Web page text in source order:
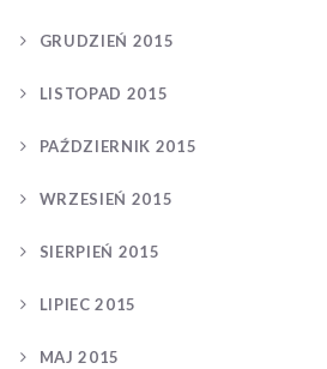
GRUDZIEŃ 2015
LISTOPAD 2015
PAŹDZIERNIK 2015
WRZESIEŃ 2015
SIERPIEŃ 2015
LIPIEC 2015
MAJ 2015